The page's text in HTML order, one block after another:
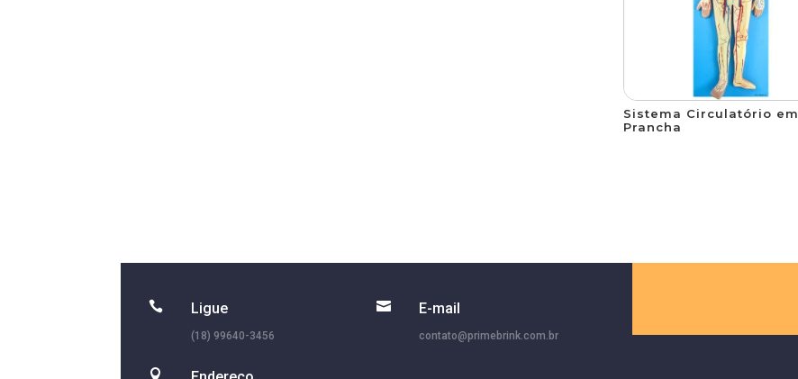
Sistema Circulatório em
Prancha
 Ligue
(18) 99640-3456

 E-mail
contato@primebrink.com.br